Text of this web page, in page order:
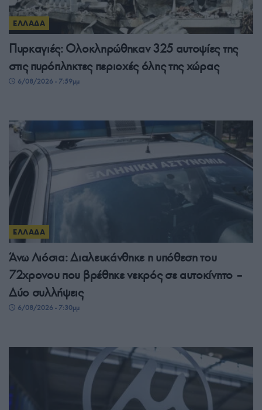
ΕΛΛΑΔΑ
Πυρκαγιές: Ολοκληρώθηκαν 325 αυτοψίες της
στις πυρόπληκτες περιοχές όλης της χώρας
6/08/2026 - 7:59μμ
ΕΛΛΑΔΑ
Άνω Λιόσια: Διαλευκάνθηκε η υπόθεση του
72χρονου που βρέθηκε νεκρός σε αυτοκίνητο –
Δύο συλλήψεις
6/08/2026 - 7:30μμ